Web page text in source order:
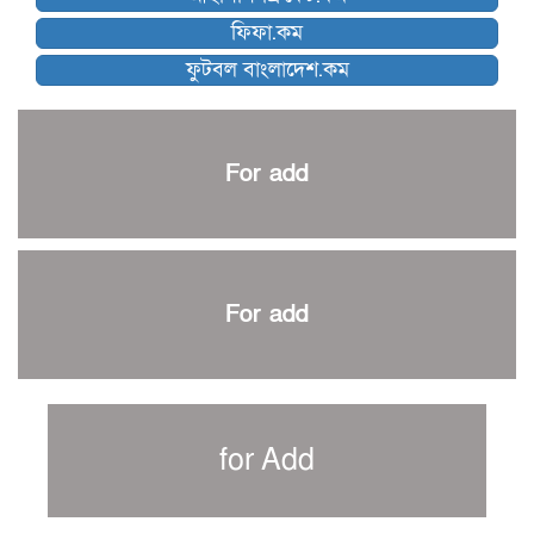
ব্রাদার্সকে হারিয়ে ফাইনালে মোহামেডান
নেইমারকে নিয়েই বিশ্বকাপে ব্রাজিলের প্রাথমিক স্কোয়াড
আর্জেন্টিনার ৫৫ সদস্যের প্রাথমিক দল ঘোষণা
পাকিস্তানের বিপক্ষে ঐতিহাসিক জয়ে ক্রীড়া প্রতিমন্ত্রীর অভিনন্দন
শান্ত-মুমিনুলদের ব্যাটে প্রথম দিন বাংলাদেশের
প্রচার বিমুখ এক ক্রীড়া অন্তপ্রাণ সংগঠক
নতুন সভাপতি পাচ্ছে ক্রিকেটের আইন প্রণয়নকারী সংস্থা এমসিসি
সাফের হ্যাটট্রিক মিশনে থাইল্যান্ডের পথে আফঈদারা
বায়ার্নকে বিদায় করে ফাইনালে পিএসজি
ফিফা.কম
ফুটবল বাংলাদেশ.কম
For add
For add
for Add